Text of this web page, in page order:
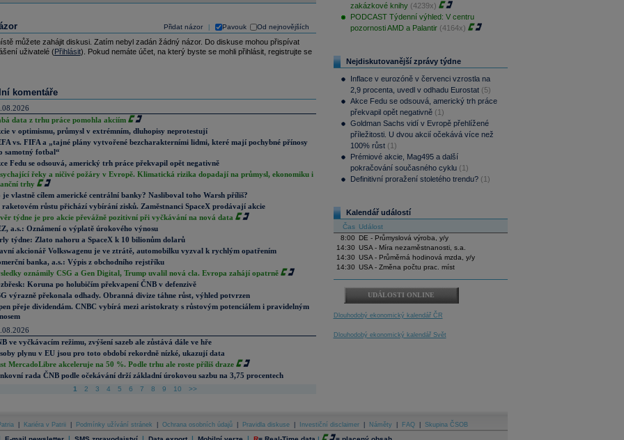
Přidat názor Pavouk Od nejnovějších
můžete zahájit diskusi. Zatím nebyl zadán žádný názor. Do diskuse mohou přispívat
uživatelé (Přihlásit). Pokud nemáte účet, na který byste se mohli přihlásit, registrujte se
komentáře
data z trhu práce pomohla akciím
v optimismu, průmysl v extrémním, dluhopisy neprotestují
vs. FIFA a „tajné plány vytvořené bezcharakterními lidmi, které mají pochybné přínosy
samotný fotbal“
Fedu se odsouvá, americký trh práce překvapil opět negativně
řeky a ničivé požáry v Evropě. Klimatická rizika dopadají na průmysl, ekonomiku i
trhy
je vlastně cílem americké centrální banky? Nasliboval toho Warsh příliš?
raketovém růstu přichází vybírání zisků. Zaměstnanci SpaceX prodávají akcie
týdne je pro akcie převážně pozitivní při vyčkávání na nová data
a.s.: Oznámení o výplatě úrokového výnosu
týdne: Zlato nahoru a SpaceX k 10 bilionům dolarů
akcionář Volkswagenu je ve ztrátě, automobilku vyzval k rychlým opatřením
banka, a.s.: Výpis z obchodního rejstříku
oznámily CSG a Gen Digital, Trump uvalil nová cla. Evropa zahájí opatrně
Koruna po holubičím překvapení ČNB v defenzivě
výrazně překonala odhady. Obranná divize táhne růst, výhled potvrzen
přeje dividendám. CNBC vybírá mezi aristokraty s růstovým potenciálem i pravidelným
ve vyčkávacím režimu, zvýšení sazeb ale zůstává dále ve hře
plynu v EU jsou pro toto období rekordně nízké, ukazují data
MercadoLibre akceleruje na 50 %. Podle trhu ale roste příliš draze
rada ČNB podle očekávání drží základní úrokovou sazbu na 3,75 procentech
1 2 3 4 5 6 7 8 9 10 >>
zakázkové knihy (4239x)
PODCAST Týdenní výhled: V centru
pozornosti AMD a Palantir (4164x)
Nejdiskutovanější zprávy týdne
Inflace v eurozóně v červenci vzrostla na
2,9 procenta, uvedl v odhadu Eurostat (5)
Akce Fedu se odsouvá, americký trh práce
překvapil opět negativně (1)
Goldman Sachs vidí v Evropě přehlížené
příležitosti. U dvou akcií očekává více než
100% růst (1)
Prémiové akcie, Mag495 a další
pokračování současného cyklu (1)
Definitivní proražení stoletého trendu? (1)
Kalendář událostí
Čas Událost
8:00
DE - Průmyslová výroba, y/y
14:30 USA - Míra nezaměstnanosti, s.a.
14:30 USA - Průměrná hodinová mzda, y/y
14:30 USA - Změna počtu prac. míst
UDÁLOSTI ONLINE
Dlouhodobý ekonomický kalendář ČR
Dlouhodobý ekonomický kalendář Svět
Kariéra v Patrii Podmínky užívání stránek Ochrana osobních údajů Pravidla diskuse Investiční disclaimer Náměty FAQ Skupina ČSOB
| | | |